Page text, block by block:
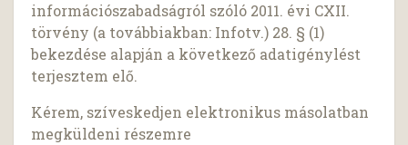
információszabadságról szóló 2011. évi CXII.
törvény (a továbbiakban: Infotv.) 28. § (1)
bekezdése alapján a következő adatigénylést
terjesztem elő.
Kérem, szíveskedjen elektronikus másolatban
megküldeni részemre